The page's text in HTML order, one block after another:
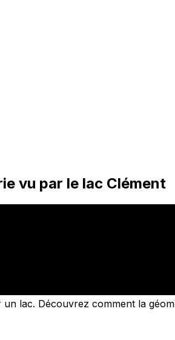
vu par le lac Clément
lac. Découvrez comment la